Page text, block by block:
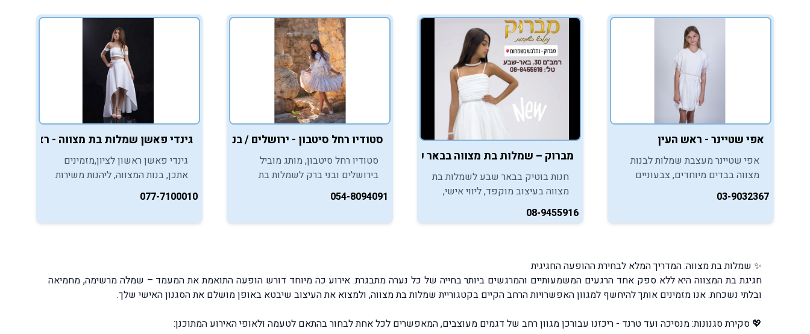
אפי שטיינר - ראש העין
אפי שטיינר מעצבת שמלות לבנות
מצווה בבדים מיוחדים, צבעוניים
ואיכותיים.
03-9032367
מברוק – שמלות בת מצווה בבאר שבע | בוטיק לבת המצווה
חנות בוטיק בבאר שבע לשמלות בת
מצווה בעיצוב מוקפד, ליווי אישי,
אביזרים משלימים וחוויית בחירה
מרגשת וייחודית.
08-9455916
סטודיו רחל סיטבון - ירושלים / בני ברק
סטודיו רחל סיטבון, מותג מוביל
בירושלים ובני ברק לשמלות בת
מצווה, מזמין אתכן, בנות המצווה
ליהנות משמלות אלגנטיות ומעוצבות.
054-8094091
גינדי פאשן שמלות בת מצווה - ראשון
גינדי פאשן ראשון לציון,מזמינים
אתכן, בנות המצווה, ליהנות משירות
התאמה אישי ומגוון גדול של שמלות
בטווח מידות וסגנונות.
077-7100010
✨ שמלות בת מצווה: המדריך המלא לבחירת ההופעה החגיגית
חגיגת בת המצווה היא ללא ספק אחד הרגעים המשמעותיים והמרגשים ביותר בחייה של כל נערה מתבגרת. אירוע כה מיוחד דורש הופעה התואמת את המעמד – שמלה מרשימה, מחמיאה
ובלתי נשכחת. אנו מזמינים אותך להיחשף למגוון האפשרויות הרחב הקיים בקטגוריית שמלות בת מצווה, ולמצוא את העיצוב שיבטא באופן מושלם את הסגנון האישי שלך.
💖 סקירת סגנונות: מנסיכה ועד טרנד - ריכזנו עבורכן מגוון רחב של דגמים מעוצבים, המאפשרים לכל אחת לבחור בהתאם לטעמה ולאופי האירוע המתוכנן: